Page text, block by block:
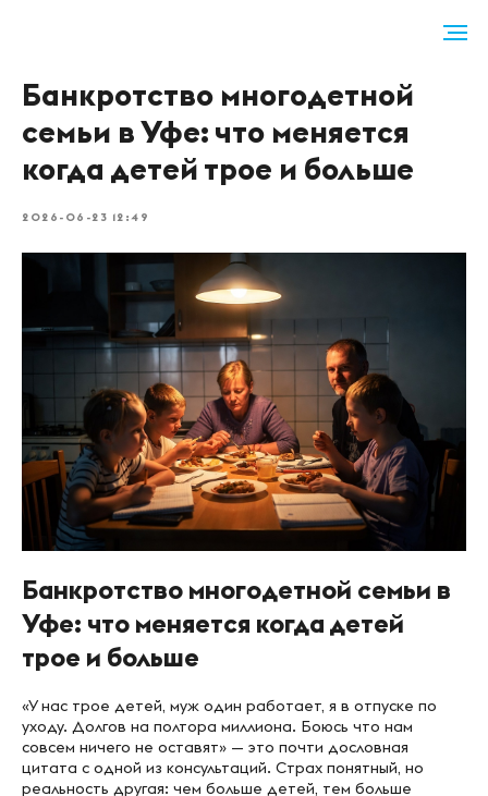
Банкротство многодетной
семьи в Уфе: что меняется
когда детей трое и больше
2026-06-23 12:49
Банкротство многодетной семьи в
Уфе: что меняется когда детей
трое и больше
«У нас трое детей, муж один работает, я в отпуске по
уходу. Долгов на полтора миллиона. Боюсь что нам
совсем ничего не оставят» — это почти дословная
цитата с одной из консультаций. Страх понятный, но
реальность другая: чем больше детей, тем больше